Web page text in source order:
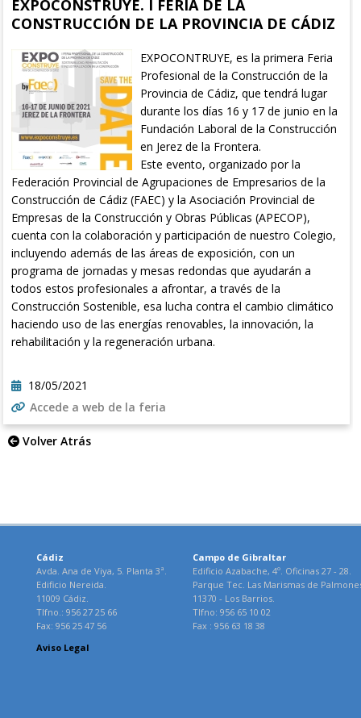
EXPOCONSTRUYE. I FERIA DE LA
CONSTRUCCIÓN DE LA PROVINCIA DE CÁDIZ
EXPOCONTRUYE, es la primera Feria
Profesional de la Construcción de la
Provincia de Cádiz, que tendrá lugar
durante los días 16 y 17 de junio en la
Fundación Laboral de la Construcción
en Jerez de la Frontera.
Este evento, organizado por la
Federación Provincial de Agrupaciones de Empresarios de la
Construcción de Cádiz (FAEC) y la Asociación Provincial de
Empresas de la Construcción y Obras Públicas (APECOP),
cuenta con la colaboración y participación de nuestro Colegio,
incluyendo además de las áreas de exposición, con un
programa de jornadas y mesas redondas que ayudarán a
todos estos profesionales a afrontar, a través de la
Construcción Sostenible, esa lucha contra el cambio climático
haciendo uso de las energías renovables, la innovación, la
rehabilitación y la regeneración urbana.
18/05/2021
Accede a web de la feria
Volver Atrás
Cádiz
Avda. Ana de Viya, 5. Planta 3ª.
Edificio Nereida.
11009 Cádiz.
Tlfno.: 956 27 25 66
Fax: 956 25 47 56
Campo de Gibraltar
Edificio Azabache, 4º. Oficinas 27 - 28.
Parque Tec. Las Marismas de
11370 - Los Barrios.
Tlfno: 956 65 10 02
Fax : 956 63 18 38
Aviso Legal